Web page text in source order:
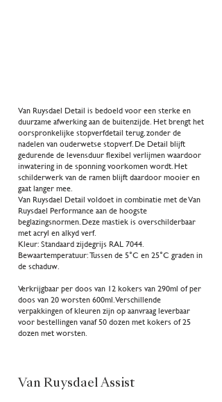
detail
Van Ruysdael Detail is bedoeld voor een sterke en
duurzame afwerking aan de buitenzijde. Het brengt het
oorspronkelijke stopverfdetail terug, zonder de
nadelen van ouderwetse stopverf. De Detail blijft
gedurende de levensduur flexibel verlijmen waardoor
inwatering in de sponning voorkomen wordt. Het
schilderwerk van de ramen blijft daardoor mooier en
gaat langer mee.
Van Ruysdael Detail voldoet in combinatie met de Van
Ruysdael Performance aan de hoogste
beglazingsnormen. Deze mastiek is overschilderbaar
met acryl en alkyd verf.
Kleur: Standaard zijdegrijs RAL 7044.
Bewaartemperatuur: Tussen de 5°C en 25°C graden in
de schaduw.
Verkrijgbaar per doos van 12 kokers van 290ml of per
doos van 20 worsten 600ml. Verschillende
verpakkingen of kleuren zijn op aanvraag leverbaar
voor bestellingen vanaf 50 dozen met kokers of 25
dozen met worsten.
Van Ruysdael Assist